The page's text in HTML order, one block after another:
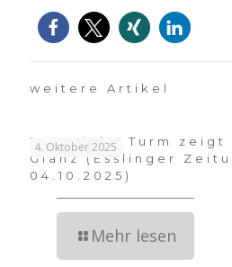
weitere Artikel
4. Oktober 2025
Der Dicke Turm zeigt
Glanz (Esslinger
04.10.2025)
Mehr lesen